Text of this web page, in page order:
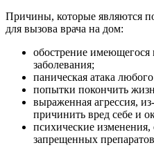
Причины, которые являются
для вызова врача на дом:
обострение имеющегося
заболевания;
паническая атака
попытки покончить
выраженная агрессия,
причинить вред себе и
психические
запрещенных